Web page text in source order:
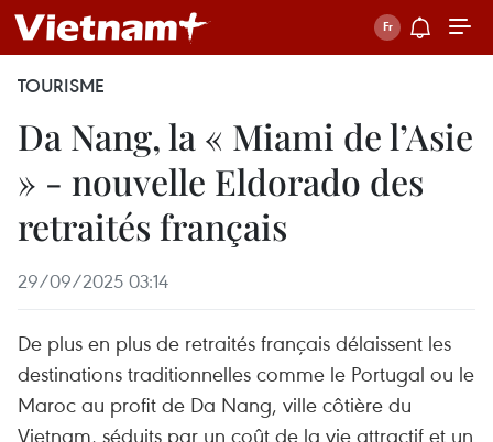
TOURISME
Da Nang, la « Miami de l’Asie
» - nouvelle Eldorado des
retraités français
29/09/2025 03:14
De plus en plus de retraités français délaissent les
destinations traditionnelles comme le Portugal ou le
Maroc au profit de Da Nang, ville côtière du
Vietnam, séduits par un coût de la vie attractif et un